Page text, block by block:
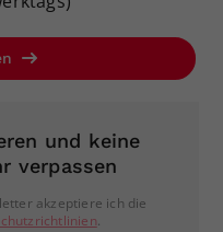
und keine
verpassen
akzeptiere ich die
.